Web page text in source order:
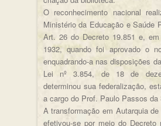
O reconhecimento nacional
Ministério da Educação e Saúde
Art. 26 do Decreto 19.851 e,
1932, quando foi aprovado o
enquadrando-a nas disposições
Lei nº 3.854, de 18 de
determinou sua federalização,
a cargo do Prof. Paulo Passos da
A transformação em Autarquia
efetivou-se por meio do Decreto